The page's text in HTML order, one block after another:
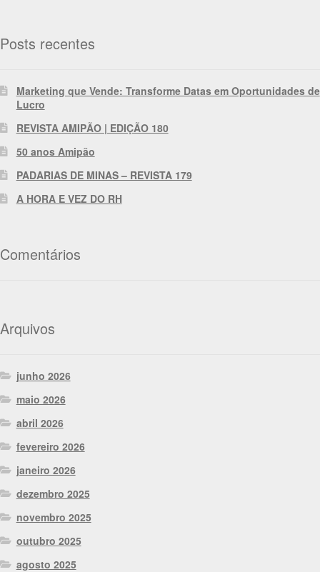
Posts recentes
Marketing que Vende: Transforme Datas em Oportunidades de
Lucro
REVISTA AMIPÃO | EDIÇÃO 180
50 anos Amipão
PADARIAS DE MINAS – REVISTA 179
A HORA E VEZ DO RH
Comentários
Arquivos
junho 2026
maio 2026
abril 2026
fevereiro 2026
janeiro 2026
dezembro 2025
novembro 2025
outubro 2025
agosto 2025